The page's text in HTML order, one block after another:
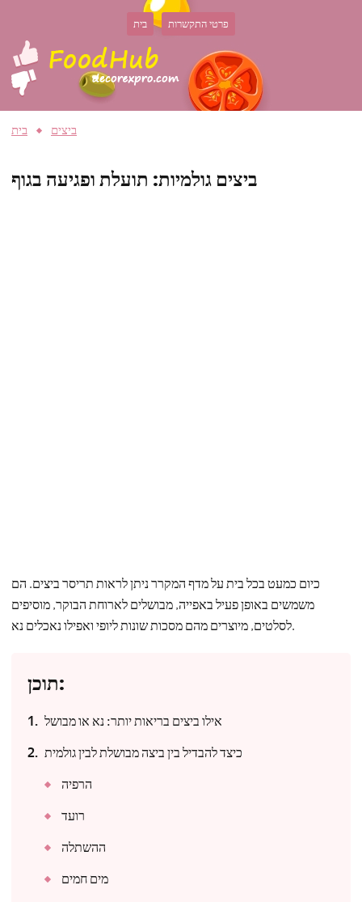
בית פרטי התקשרות
בית ביצים
ביצים גולמיות: תועלת ופגיעה בגוף
כיום כמעט בכל בית על מדף המקרר ניתן לראות תריסר ביצים. הם
משמשים באופן פעיל באפייה, מבושלים לארוחת הבוקר, מוסיפים
לסלטים, מיוצרים מהם מסכות שונות ליופי ואפילו נאכלים נא.
תוכן:
אילו ביצים בריאות יותר: נא או מבושל
כיצד להבדיל בין ביצה מבושלת לבין גולמית
הרפיה
רועד
ההשתלה
מים חמים